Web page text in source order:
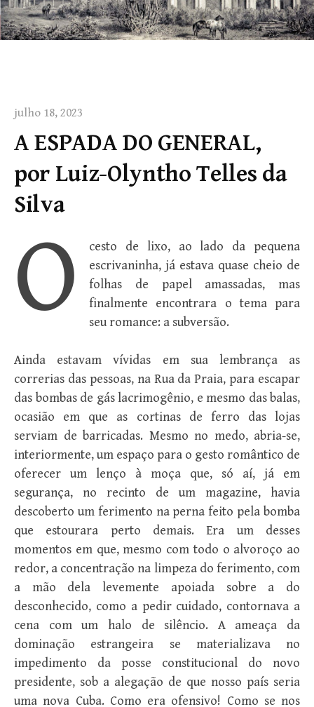
julho 18, 2023
A ESPADA DO GENERAL,
por Luiz-Olyntho Telles da
Silva
O
cesto de lixo, ao lado da pequena
escrivaninha, já estava quase cheio de
folhas de papel amassadas, mas
finalmente encontrara o tema para
seu romance: a subversão.
Ainda estavam vívidas em sua lembrança as
correrias das pessoas, na Rua da Praia, para escapar
das bombas de gás lacrimogênio, e mesmo das balas,
ocasião em que as cortinas de ferro das lojas
serviam de barricadas. Mesmo no medo, abria-se,
interiormente, um espaço para o gesto romântico de
oferecer um lenço à moça que, só aí, já em
segurança, no recinto de um magazine, havia
descoberto um ferimento na perna feito pela bomba
que estourara perto demais. Era um desses
momentos em que, mesmo com todo o alvoroço ao
redor, a concentração na limpeza do ferimento, com
a mão dela levemente apoiada sobre a do
desconhecido, como a pedir cuidado, contornava a
cena com um halo de silêncio. A ameaça da
dominação estrangeira se materializava no
impedimento da posse constitucional do novo
presidente, sob a alegação de que nosso país seria
uma nova Cuba. Como era ofensivo! Como se nos